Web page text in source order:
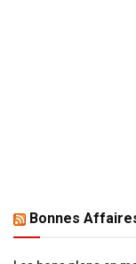
Bonnes